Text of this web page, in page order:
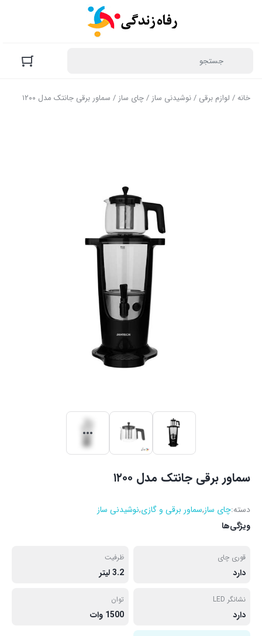
خانه/ لوازم برقی /نوشیدنی ساز /چای ساز / سماور برقی جانتک مدل ۱۲۰۰
سماور برقی جانتک مدل ۱۲۰۰
دسته:چای ساز,سماور برقی و گازی,نوشیدنی ساز
ویژگی‌ها
قوری چای
دارد
ظرفیت
3.2 لیتر
نشانگر LED
دارد
توان
1500 وات